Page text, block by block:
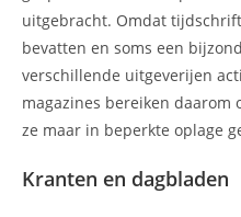
uitgebracht. Omdat
bevatten en soms een
verschillende uitgeverijen
magazines bereiken daarom
ze maar in beperkte oplage
Kranten en dagbladen